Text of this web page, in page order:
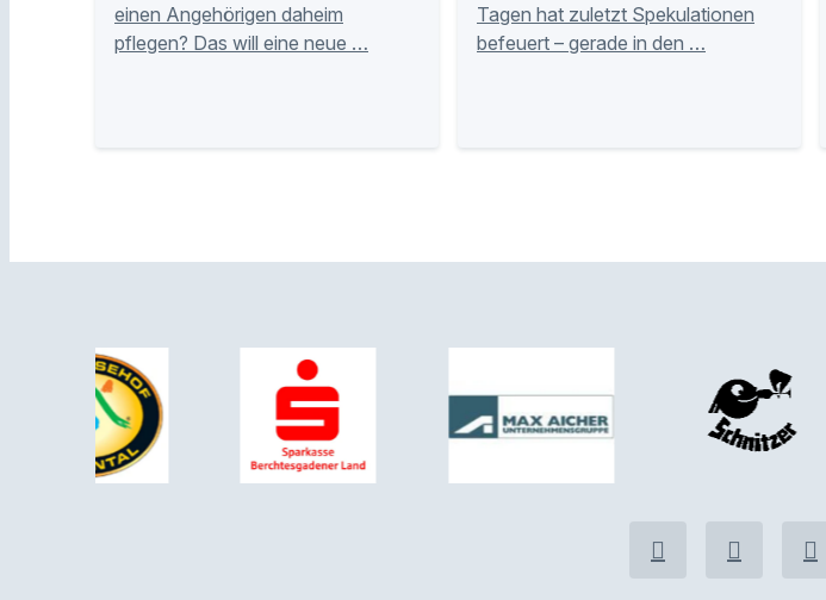
einen Angehörigen daheim
pflegen? Das will eine neue …
Tagen hat zuletzt Spekulationen
befeuert – gerade in den …